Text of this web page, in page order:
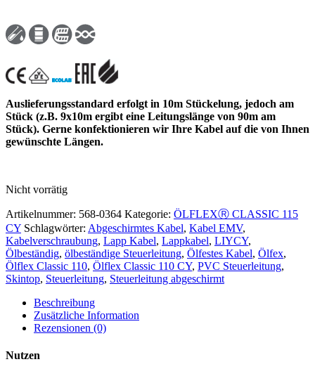
Auslieferungsstandard erfolgt in 10m Stückelung, jedoch am
Stück (z.B. 9x10m ergibt eine Leitungslänge von 90m am
Stück). Gerne konfektionieren wir Ihre Kabel auf die von Ihnen
gewünschte Längen.
Nicht vorrätig
Artikelnummer: 568-0364 Kategorie: ÖLFLEXⓇ CLASSIC 115
CY Schlagwörter: Abgeschirmtes Kabel, Kabel EMV,
Kabelverschraubung, Lapp Kabel, Lappkabel, LIYCY,
Ölbeständig, ölbeständige Steuerleitung, Ölfestes Kabel, Ölfex,
Ölflex Classic 110, Ölflex Classic 110 CY, PVC Steuerleitung,
Skintop, Steuerleitung, Steuerleitung abgeschirmt
Beschreibung
Zusätzliche Information
Rezensionen (0)
Nutzen